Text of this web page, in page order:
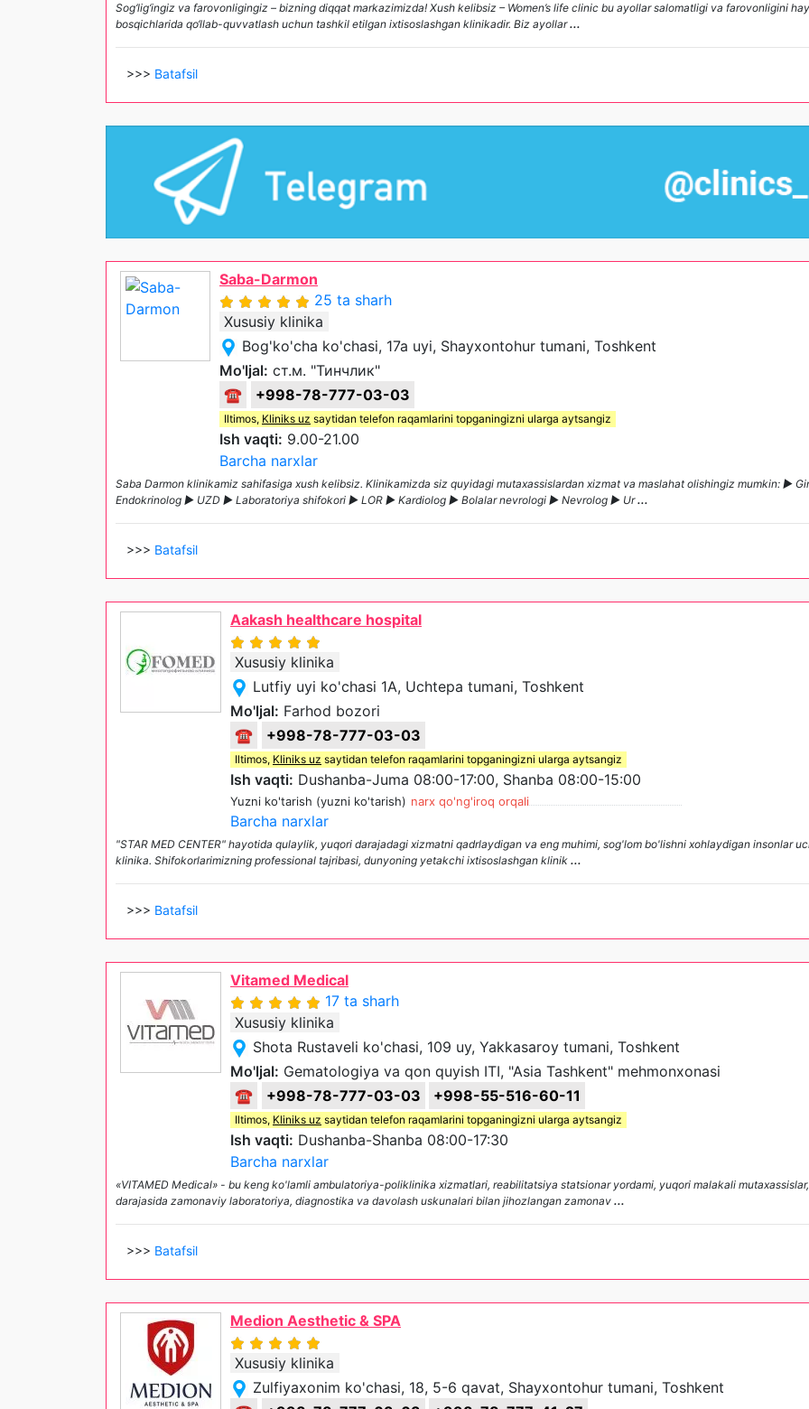
Sog‘lig‘ingiz va farovonligingiz – bizning diqqat markazimizda! Xush kelibsiz – Women’s life clinic bu ayollar salomatligi va farovonligini
bosqichlarida qo‘llab-quvvatlash uchun tashkil etilgan ixtisoslashgan klinikadir. Biz ayollar...
>>> Batafsil
Saba-Darmon
25 ta sharh
Xususiy klinika
Bog'ko'cha ko'chasi, 17a uyi, Shayxontohur tumani, Toshkent
Mo'ljal: ст.м. "Тинчлик"
☎
+998-78-777-03-03
Iltimos, Kliniks uz saytidan telefon raqamlarini topganingizni ularga aytsangiz
Ish vaqti: 9.00-21.00
Barcha narxlar
Saba Darmon klinikamiz sahifasiga xush kelibsiz. Klinikamizda siz quyidagi mutaxassislardan xizmat va maslahat olishingiz mumkin: ►
Endokrinolog ► UZD ► Laboratoriya shifokori ► LOR ► Kardiolog ► Bolalar nevrologi ► Nevrolog ► Ur...
>>> Batafsil
Aakash healthcare hospital
Xususiy klinika
Lutfiy uyi ko'chasi 1A, Uchtepa tumani, Toshkent
Mo'ljal: Farhod bozori
☎
+998-78-777-03-03
Iltimos, Kliniks uz saytidan telefon raqamlarini topganingizni ularga aytsangiz
Ish vaqti: Dushanba-Juma 08:00-17:00, Shanba 08:00-15:00
Yuzni ko'tarish (yuzni ko'tarish) narx qo'ng'iroq orqali
Barcha narxlar
"STAR MED CENTER" hayotida qulaylik, yuqori darajadagi xizmatni qadrlaydigan va eng muhimi, sog'lom bo'lishni xohlaydigan insonlar
klinika. Shifokorlarimizning professional tajribasi, dunyoning yetakchi ixtisoslashgan klinik ...
>>> Batafsil
Vitamed Medical
17 ta sharh
Xususiy klinika
Shota Rustaveli ko'chasi, 109 uy, Yakkasaroy tumani, Toshkent
Mo'ljal: Gematologiya va qon quyish ITI, "Asia Tashkent" mehmonxonasi
☎
+998-78-777-03-03 +998-55-516-60-11
Iltimos, Kliniks uz saytidan telefon raqamlarini topganingizni ularga aytsangiz
Ish vaqti: Dushanba-Shanba 08:00-17:30
Barcha narxlar
«VITAMED Medical» - bu keng ko'lamli ambulatoriya-poliklinika xizmatlari, reabilitatsiya statsionar yordami, yuqori malakali
darajasida zamonaviy laboratoriya, diagnostika va davolash uskunalari bilan jihozlangan zamonav ...
>>> Batafsil
Medion Aesthetic & SPA
Xususiy klinika
Zulfiyaxonim ko'chasi, 18, 5-6 qavat, Shayxontohur tumani, Toshkent